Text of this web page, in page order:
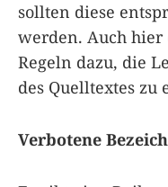
sollten diese
werden. Auch hier
Regeln dazu, die
des Quelltextes zu
Verbotene